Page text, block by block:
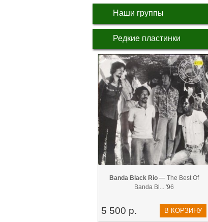
Наши группы
Редкие пластинки
Banda Black Rio— The Best Of
Banda Bl... '96
5 500 р. В КОРЗИНУ